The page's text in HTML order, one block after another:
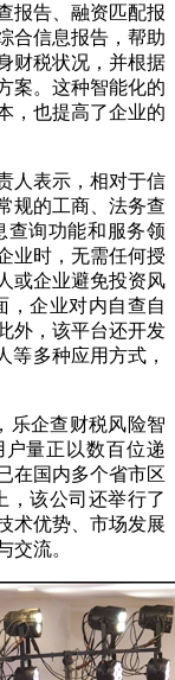
报告、融资匹配报
合信息报告，帮助
财税状况，并根据
案。这种智能化的
，也提高了企业的
表示，相对于信
规的工商、法务查
查询功能和服务领
业时，无需任何授
或企业避免投资风
，企业对内自查自
外，该平台还开发
等多种应用方式，
企查财税风险智
量正以数百位递
在国内多个省市区
，该公司还举行了
术优势、市场发展
交流。